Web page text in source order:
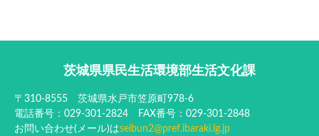
茨城県県民生活環境部生活文化課
〒310-8555 茨城県水戸市笠原町978-6
電話番号：029-301-2824 FAX番号：029-301-2848
お問い合わせ(メール)はseibun2@pref.ibaraki.lg.jp